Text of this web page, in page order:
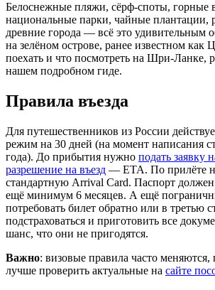
Белоснежные пляжи, сёрф-споты, горные
национальные парки, чайные плантации,
древние города — всё это удивительным
на зелёном острове, ранее известном как
поехать и что посмотреть на Шри-Ланке,
нашем подробном гиде.
Правила въезда
Для путешественников из России
режим на 30 дней (на момент написания
года). До прибытия нужно подать заявку
разрешение на въезд — ETA. По прилёте
стандартную Arrival Card. Паспорт должен
ещё минимум 6 месяцев. А ещё
потребовать билет обратно или в третью
подстраховаться и приготовить все
шанс, что они не пригодятся.
Важно: визовые правила часто меняются,
лучше проверить актуальные на сайте